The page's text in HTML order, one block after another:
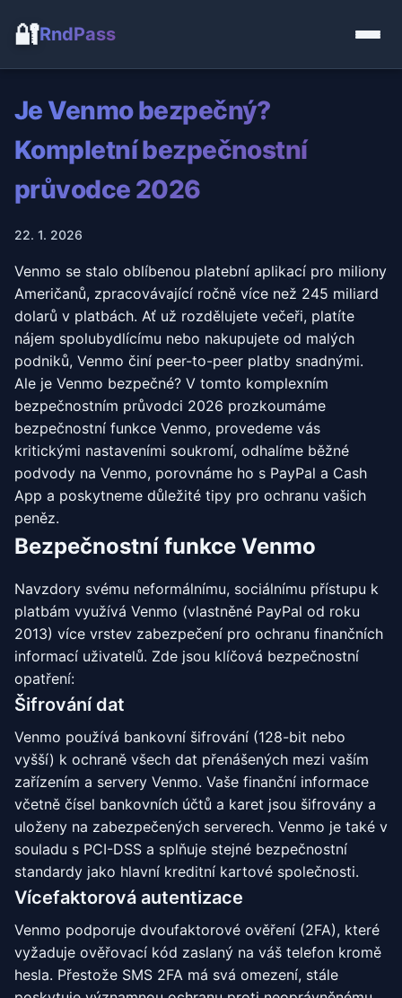
🔐RndPass
Je Venmo bezpečný?
Kompletní bezpečnostní
průvodce 2026
22. 1. 2026
Venmo se stalo oblíbenou platební aplikací pro miliony
Američanů, zpracovávající ročně více než 245 miliard
dolarů v platbách. Ať už rozdělujete večeři, platíte
nájem spolubydlícímu nebo nakupujete od malých
podniků, Venmo činí peer-to-peer platby snadnými.
Ale je Venmo bezpečné? V tomto komplexním
bezpečnostním průvodci 2026 prozkoumáme
bezpečnostní funkce Venmo, provedeme vás
kritickými nastaveními soukromí, odhalíme běžné
podvody na Venmo, porovnáme ho s PayPal a Cash
App a poskytneme důležité tipy pro ochranu vašich
peněz.
Bezpečnostní funkce Venmo
Navzdory svému neformálnímu, sociálnímu přístupu k
platbám využívá Venmo (vlastněné PayPal od roku
2013) více vrstev zabezpečení pro ochranu finančních
informací uživatelů. Zde jsou klíčová bezpečnostní
opatření:
Šifrování dat
Venmo používá bankovní šifrování (128-bit nebo
vyšší) k ochraně všech dat přenášených mezi vaším
zařízením a servery Venmo. Vaše finanční informace
včetně čísel bankovních účtů a karet jsou šifrovány a
uloženy na zabezpečených serverech. Venmo je také v
souladu s PCI-DSS a splňuje stejné bezpečnostní
standardy jako hlavní kreditní kartové společnosti.
Vícefaktorová autentizace
Venmo podporuje dvoufaktorové ověření (2FA), které
vyžaduje ověřovací kód zaslaný na váš telefon kromě
hesla. Přestože SMS 2FA má svá omezení, stále